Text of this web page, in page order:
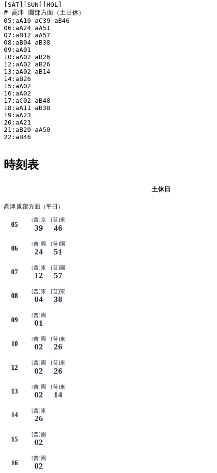
[SAT][SUN][HOL]
# 高津 園部方面（土日休）
05:aA10 aC39 aB46
06:aA24 aA51
07:aB12 aA57
08:aB04 aB38
09:aA01
10:aA02 aB26
12:aA02 aB26
13:aA02 aB14
14:aB26
15:aA02
16:aA02
17:aC02 aB48
18:aA11 aB38
19:aA23
20:aA21
21:aB20 aA50
22:aB46
時刻表
土休日
高津 園部方面（平日）
05
[普]京
39
[普]東
46
06
[普]園
24
[普]園
51
07
[普]東
12
[普]園
57
08
[普]東
04
[普]東
38
09
[普]園
01
10
[普]園
02
[普]東
26
12
[普]園
02
[普]東
26
13
[普]園
02
[普]東
14
14
[普]東
26
15
[普]園
02
16
[普]園
02